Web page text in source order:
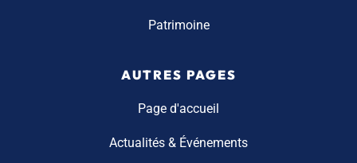
Patrimoine
AUTRES PAGES
Page d'accueil
Actualités & Événements